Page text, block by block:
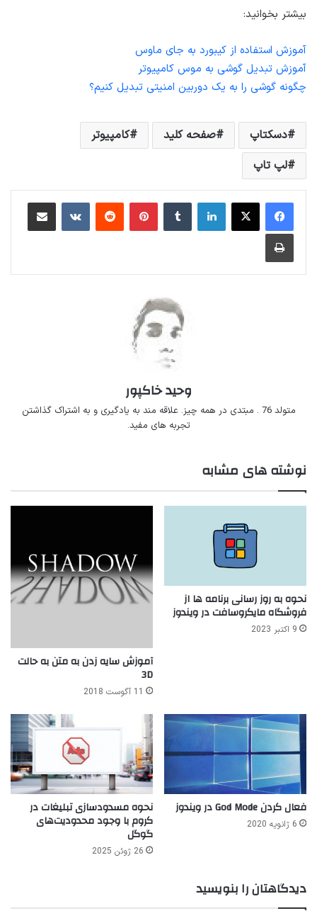
بیشتر بخوانید:
آموزش استفاده از کیبورد به جای ماوس
آموزش تبدیل گوشی به موس کامپیوتر
چگونه گوشی را به یک دوربین امنیتی تبدیل کنیم؟
دسکتاپ صفحه کلید
کامپیوتر
لپ تاپ
لینکداینتامبلر پینتریستReddit
VKontakteاشتراک گذاری با ایمیل
چاپ
وحید خاکپور
متولد 76 . مبتدی در همه چیز. علاقه مند به یادگیری و به اشتراک گذاشتن
تجربه های مفید.
نوشته های مشابه
نحوه به روز رسانی برنامه ها از
فروشگاه مایکروسافت در ویندوز
9 اکتبر 2023
آموزش سایه زدن به متن به حالت
3D
11 آگوست 2018
فعال کردن God Mode در ویندوز
6 ژانویه 2020
نحوه مسدودسازی تبلیغات در
کروم با وجود محدودیت‌های
گوگل
26 ژوئن 2025
دیدگاهتان را بنویسید